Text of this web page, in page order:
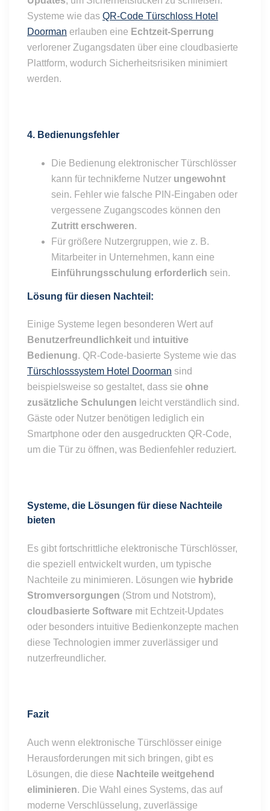
Systeme wie das QR-Code Türschloss Hotel
Doorman erlauben eine Echtzeit-Sperrung
verlorener Zugangsdaten über eine cloudbasierte
Plattform, wodurch Sicherheitsrisiken minimiert
werden.
4. Bedienungsfehler
Die Bedienung elektronischer Türschlösser
kann für technikferne Nutzer ungewohnt
sein. Fehler wie falsche PIN-Eingaben oder
vergessene Zugangscodes können den
Zutritt erschweren.
Für größere Nutzergruppen, wie z. B.
Mitarbeiter in Unternehmen, kann eine
Einführungsschulung erforderlich sein.
Lösung für diesen Nachteil:
Einige Systeme legen besonderen Wert auf
Benutzerfreundlichkeit und intuitive
Bedienung. QR-Code-basierte Systeme wie das
Türschlosssystem Hotel Doorman sind
beispielsweise so gestaltet, dass sie ohne
zusätzliche Schulungen leicht verständlich sind.
Gäste oder Nutzer benötigen lediglich ein
Smartphone oder den ausgedruckten QR-Code,
um die Tür zu öffnen, was Bedienfehler reduziert.
Systeme, die Lösungen für diese Nachteile
bieten
Es gibt fortschrittliche elektronische Türschlösser,
die speziell entwickelt wurden, um typische
Nachteile zu minimieren. Lösungen wie hybride
Stromversorgungen (Strom und Notstrom),
cloudbasierte Software mit Echtzeit-Updates
oder besonders intuitive Bedienkonzepte machen
diese Technologien immer zuverlässiger und
nutzerfreundlicher.
Fazit
Auch wenn elektronische Türschlösser einige
Herausforderungen mit sich bringen, gibt es
Lösungen, die diese Nachteile weitgehend
eliminieren. Die Wahl eines Systems, das auf
moderne Verschlüsselung, zuverlässige